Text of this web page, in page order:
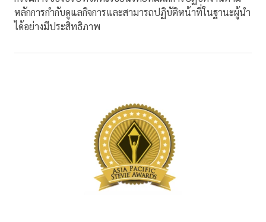
หลักการกำกับดูแลกิจการและสามารถปฏิบัติหน้าที่ในฐานะผู้นำ
ได้อย่างมีประสิทธิภาพ